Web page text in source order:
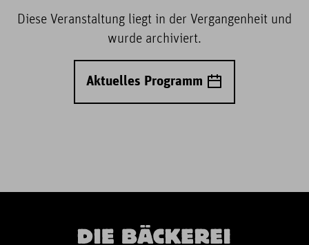
Diese Veranstaltung liegt in der Vergangenheit und
wurde archiviert.
Aktuelles Programm